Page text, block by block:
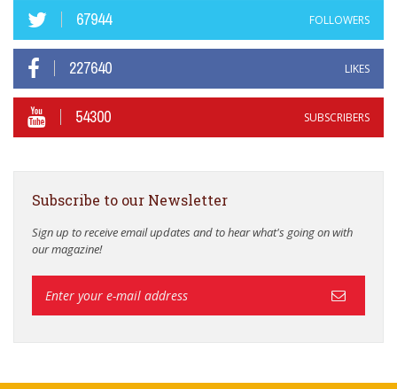
67944 FOLLOWERS
227640 LIKES
54300 SUBSCRIBERS
Subscribe to our Newsletter
Sign up to receive email updates and to hear what's going on with
our magazine!